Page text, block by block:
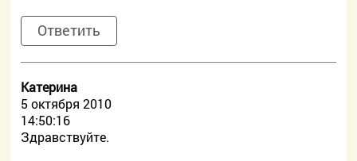
Ответить
Катерина
5 октября 2010
14:50:16
Здравствуйте.